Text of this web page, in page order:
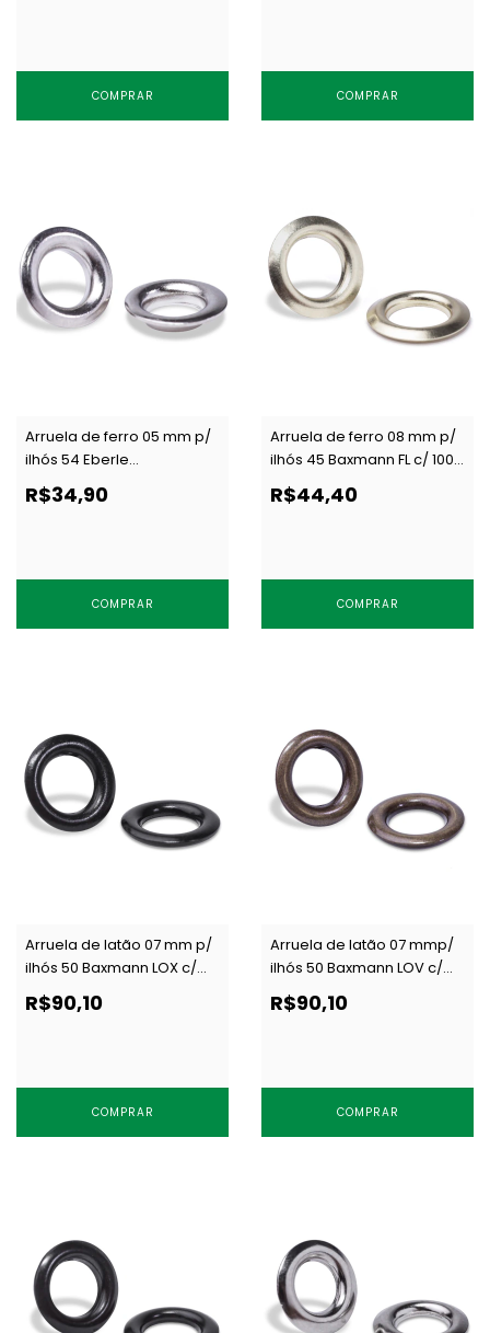
COMPRAR COMPRAR
Arruela de ferro 05 mm p/
ilhós 54 Eberle
AR.090.050.20.F NIQ c/ 1000
un
R$34,90
COMPRAR
Arruela de ferro 08 mm p/
ilhós 45 Baxmann FL c/ 1000
R$44,40
COMPRAR
Arruela de latão 07 mm p/
ilhós 50 Baxmann LOX c/
1000 un
R$90,10
COMPRAR
Arruela de latão 07 mmp/
ilhós 50 Baxmann LOV c/
1000 un
R$90,10
COMPRAR